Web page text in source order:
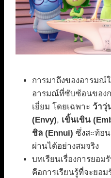
การมาถึงของอารมณ์
อารมณ์ที่ซับซ้อนของก
เยี่ยม โดยเฉพาะ ว้าวุ่
(Envy), เขิ้นเขิน
ชิล (Ennui) ซึ่งสะท้อ
ผ่านได้อย่างสมจริง
บทเรียนเรื่องการยอม
คือการเรียนรู้ที่จะยอ